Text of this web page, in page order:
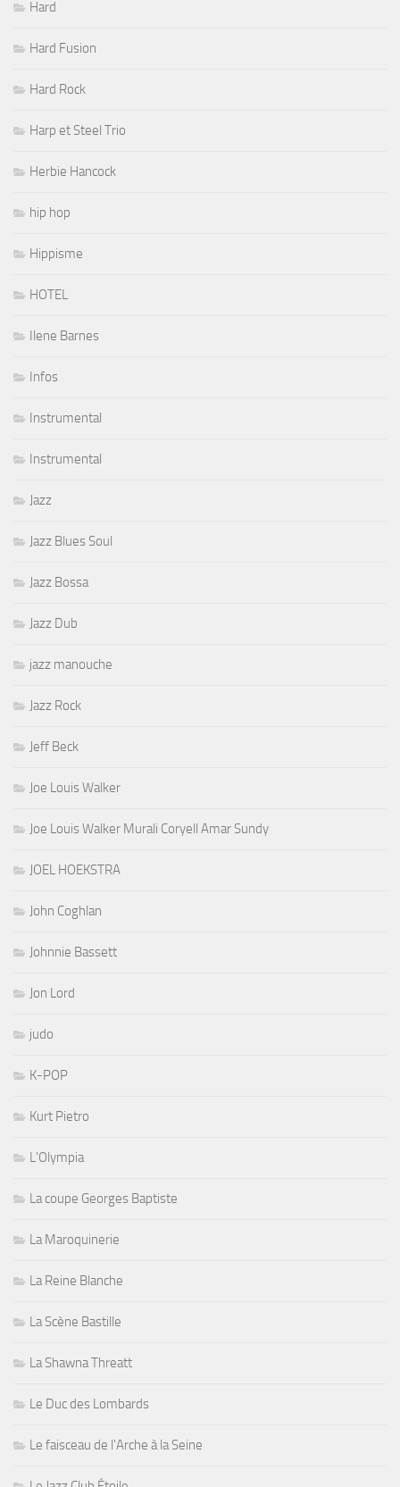
Hard
Hard Fusion
Hard Rock
Harp et Steel Trio
Herbie Hancock
hip hop
Hippisme
HOTEL
Ilene Barnes
Infos
Instrumental
Instrumental
Jazz
Jazz Blues Soul
Jazz Bossa
Jazz Dub
jazz manouche
Jazz Rock
Jeff Beck
Joe Louis Walker
Joe Louis Walker Murali Coryell Amar Sundy
JOEL HOEKSTRA
John Coghlan
Johnnie Bassett
Jon Lord
judo
K-POP
Kurt Pietro
L'Olympia
La coupe Georges Baptiste
La Maroquinerie
La Reine Blanche
La Scène Bastille
La Shawna Threatt
Le Duc des Lombards
Le faisceau de l'Arche à la Seine